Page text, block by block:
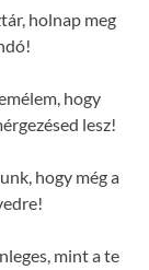
holnap meg
hogy
lesz!
hogy még a
mint a te